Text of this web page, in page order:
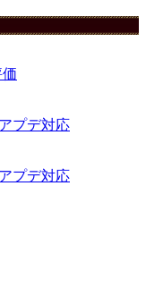
プデ対応
プデ対応